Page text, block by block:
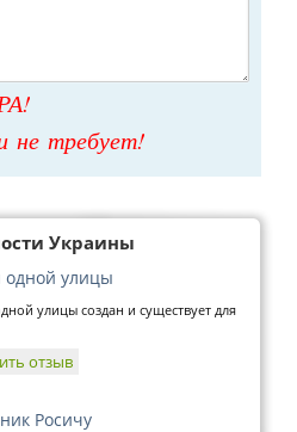
не требует!
Украины
одной улицы
улицы создан и существует для
отзыв
Росичу